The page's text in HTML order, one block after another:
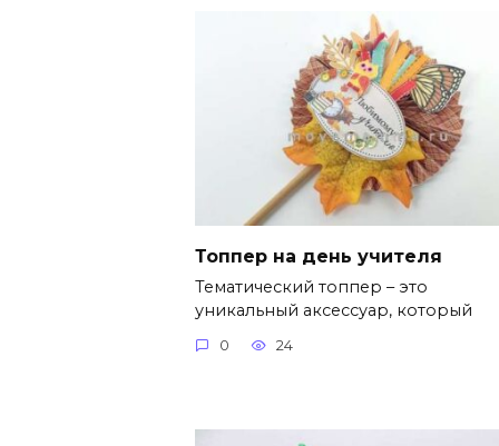
Топпер на день учителя
Тематический топпер – это
уникальный аксессуар, который
0 24